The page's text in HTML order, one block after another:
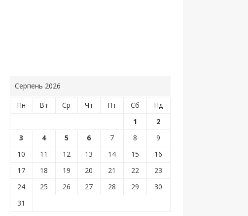
Серпень 2026
Пн Вт Ср Чт Пт Сб
Нд
1
2
3
4 5 6 7 8
9
10
11 12 13 14 15
16
17
18 19 20 21 22
23
24
25 26 27 28 29
30
31